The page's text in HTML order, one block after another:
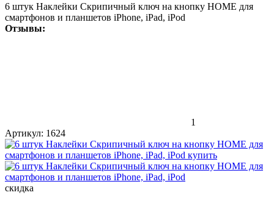
6 штук Наклейки Скрипичный ключ на кнопку HOME для
смартфонов и планшетов iPhone, iPad, iPod
Отзывы:
1
Артикул: 1624
скидка